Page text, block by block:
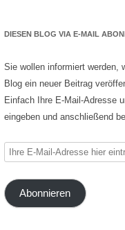
DIESEN BLOG VIA E-MAIL
Sie wollen informiert werden,
Blog ein neuer Beitrag
Einfach Ihre E-Mail-Adresse
eingeben und anschließend
Ihre
Mail-
Adresse
Abonnieren